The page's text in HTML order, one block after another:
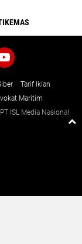
Tarif Iklan
Maritim
ISL Media Nasional